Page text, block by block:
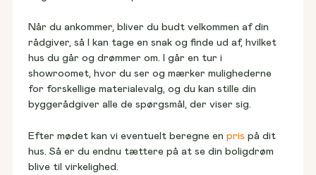
Huse til salg
Vælg et hjem, der står klar
Rækkehuse til salg
Vores første Hybel
Se vores fastpris-koncept
Kundehuse
Når du ankommer, bliver du budt velkommen af din
rådgiver, så I kan tage en snak og finde ud af, hvilket
hus du går og drømmer om. I går en tur i
showroomet, hvor du ser og mærker mulighederne
for forskellige materialevalg, og du kan stille din
byggerådgiver alle de spørgsmål, der viser sig.
Efter mødet kan vi eventuelt beregne en pris på dit
hus. Så er du endnu tættere på at se din boligdrøm
blive til virkelighed.